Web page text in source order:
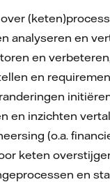
analyseren en
en
en
en inzichten
(o.a.
keten
en